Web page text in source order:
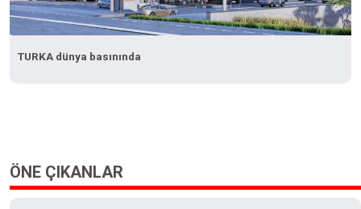
TURKA dünya basınında
ÖNE ÇIKANLAR